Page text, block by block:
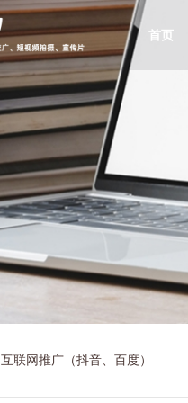
首页
互联网推广（抖音、百度）